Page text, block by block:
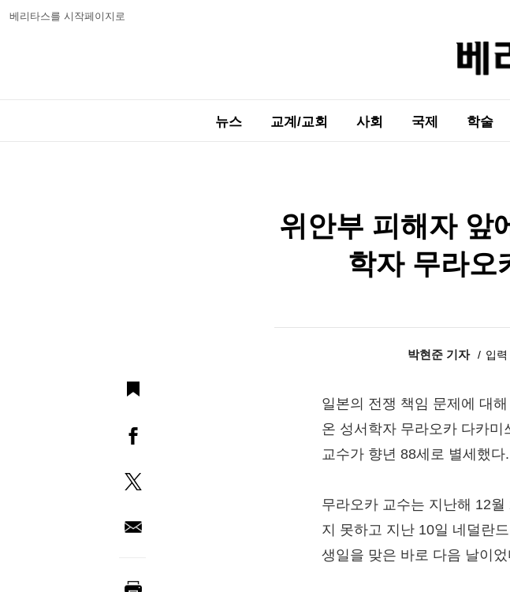
베리타스를 시작페이지로
뉴스 교계/교회 사회 국제 학술
위안부 피해자 앞
학자 무라오
박현준 기자 입
일본의 전쟁 책임 문제에 대
온 성서학자 무라오카 다카미
교수가 향년 88세로 별세했다.
무라오카 교수는 지난해 12
지 못하고 지난 10일 네덜란
생일을 맞은 바로 다음 날이었